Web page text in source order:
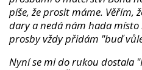
píše, že prosit máme. Věřím,
dary a nedá nám hada místo
prosby vždy přidám "buď
Nyní se mi do rukou dostala